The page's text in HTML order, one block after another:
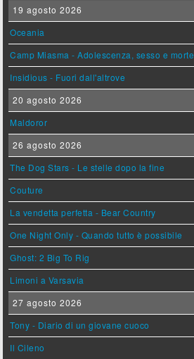
19 agosto 2026
Oceania
Camp Miasma - Adolescenza, sesso e morte
Insidious - Fuori dall'altrove
20 agosto 2026
Maldoror
26 agosto 2026
The Dog Stars - Le stelle dopo la fine
Couture
La vendetta perfetta - Bear Country
One Night Only - Quando tutto è possibile
Ghost: 2 Big To Rig
Limoni a Varsavia
27 agosto 2026
Tony - Diario di un giovane cuoco
Il Cileno